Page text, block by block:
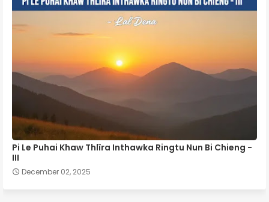
Pi Le Puhai Khaw Thlîra Inthawka Ringtu Nun Bi Chieng -
III
December 02, 2025